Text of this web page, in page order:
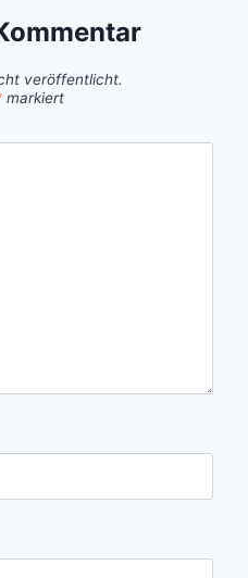
veröffentlicht.
markiert